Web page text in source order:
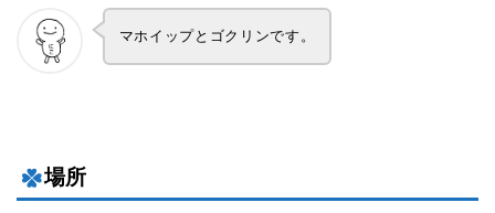
マホイップとゴクリンです。
場所